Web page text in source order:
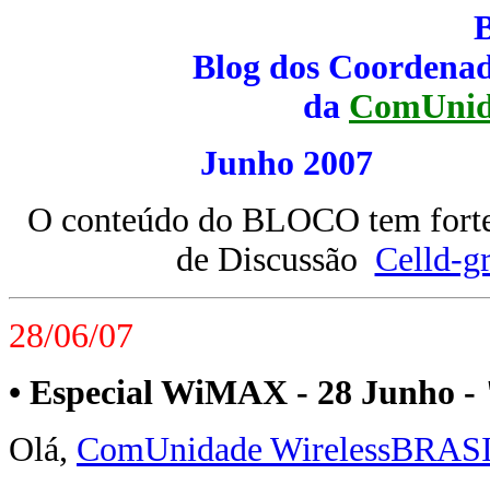
Blog dos
da
Junho
O conteúdo do BLOCO tem
de Discussão Celld-
28/06/07
• Especial WiMAX - 28 Junho
Olá, ComUnidade